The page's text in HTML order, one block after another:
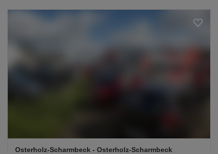
Osterholz-Scharmbeck - Osterholz-Scharmbeck